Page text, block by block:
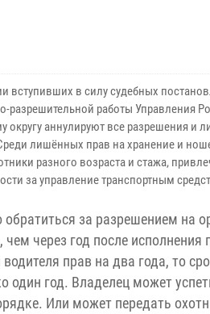
вступивших в силу судебных
разрешительной работы Управления
округу аннулируют все разрешения и
лишённых прав на хранение и
разного возраста и стажа,
за управление транспортным
обратиться за разрешением на
чем через год после исполнения
прав на два года, то
один год. Владелец может
Или может передать